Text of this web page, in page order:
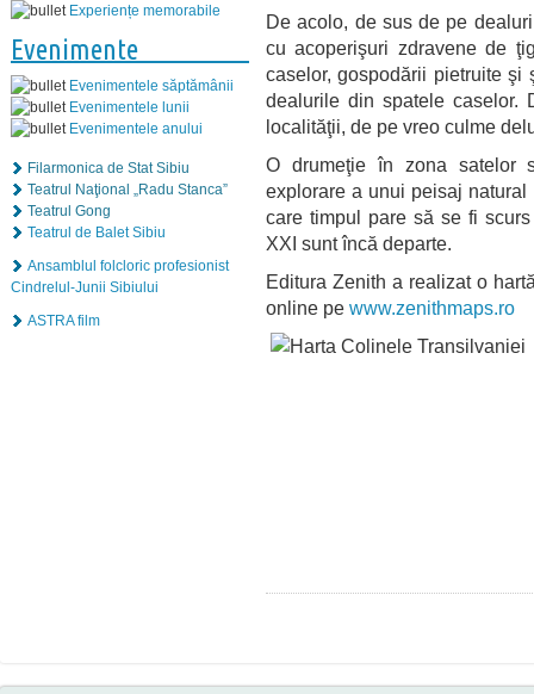
Experiențe memorabile
Evenimente
Evenimentele săptămânii
Evenimentele lunii
Evenimentele anului
Filarmonica de Stat Sibiu
Teatrul Naţional „Radu Stanca”
Teatrul Gong
Teatrul de Balet Sibiu
Ansamblul folcloric profesionist
Cindrelul-Junii Sibiului
ASTRA film
De acolo, de sus de pe
cu acoperişuri zdravene de
caselor, gospodării pietruite
dealurile din spatele caselor.
localităţii, de pe vreo culme
O drumeţie în zona satelor
explorare a unui peisaj
care timpul pare să se fi
XXI sunt încă departe.
Editura Zenith a realizat o
online pe www.zenithmaps.ro